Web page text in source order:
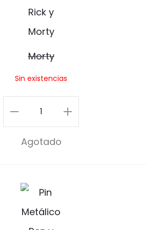
r
t
Morty
Sin existencias
Morty
cantidad
Agotado
R
e
n